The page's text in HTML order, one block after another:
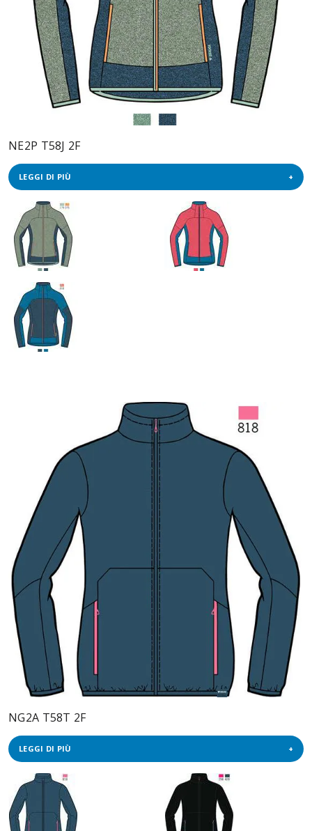
NE2P T58J 2F
LEGGI DI PIÙ
NG2A T58T 2F
LEGGI DI PIÙ